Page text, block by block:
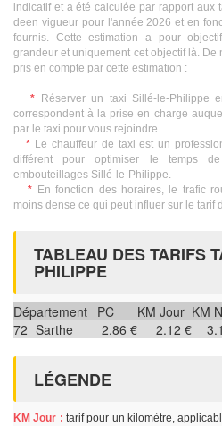
indicatif et a été calculée par rapport aux
deen vigueur pour l'année 2026 et en
fournis. Cette estimation a pour
grandeur et uniquement cet objectif là.
pris en compte par cette estimation :
* Réserver un taxi Sillé-le-Philippe
correspondent à la prise en charge
par le taxi pour vous rejoindre.
* Le chauffeur de taxi est un
différent pour optimiser le temps
embouteillages Sillé-le-Philippe.
* En fonction des horaires, le trafic
moins dense ce qui peut influer sur le tarif
TABLEAU DES TARIFS
PHILIPPE
Département PC KM Jour KM
72 Sarthe 2.86 € 2.12 €
LÉGENDE
KM Jour : tarif pour un kilomètre,